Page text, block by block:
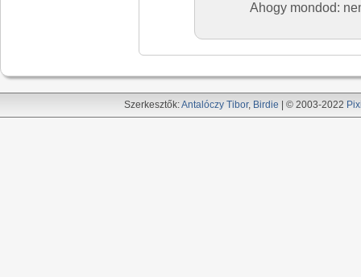
Ahogy mondod:
Szerkesztők:Antalóczy Tibor, Birdie | © 2003-2022